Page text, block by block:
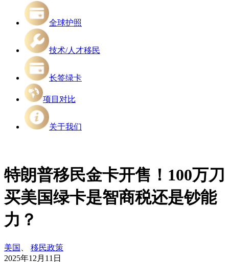
全球护照
技术/人才移民
长签绿卡
项目对比
关于我们
特朗普移民金卡开售！100万刀
买美国绿卡是智商税还是钞能
力？
美国
移民政策
2025年12月11日